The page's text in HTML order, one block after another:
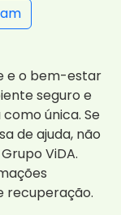
e o bem-estar
seguro e
única. Se
de ajuda, não
ViDA.
recuperação.